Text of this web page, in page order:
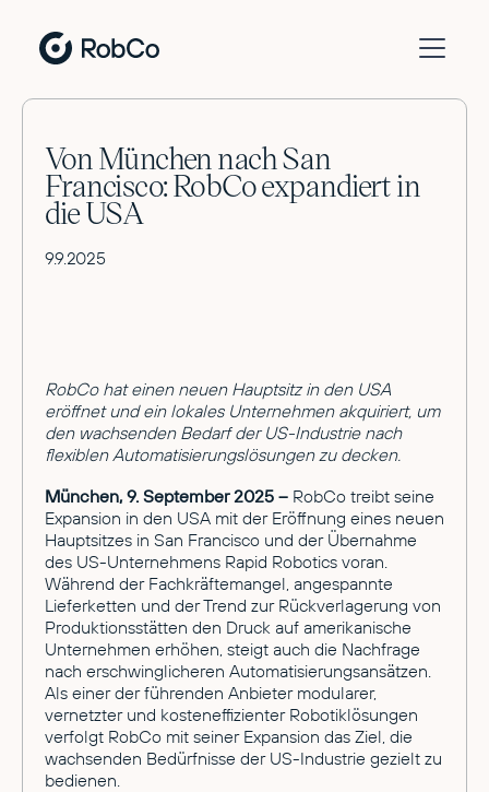
Von München nach San
Francisco: RobCo expandiert in
die USA
9.9.2025
RobCo hat einen neuen Hauptsitz in den USA
eröffnet und ein lokales Unternehmen akquiriert, um
den wachsenden Bedarf der US-Industrie nach
flexiblen Automatisierungslösungen zu decken.
München, 9. September 2025 – RobCo treibt seine
Expansion in den USA mit der Eröffnung eines neuen
Hauptsitzes in San Francisco und der Übernahme
des US-Unternehmens Rapid Robotics voran.
Während der Fachkräftemangel, angespannte
Lieferketten und der Trend zur Rückverlagerung von
Produktionsstätten den Druck auf amerikanische
Unternehmen erhöhen, steigt auch die Nachfrage
nach erschwinglicheren Automatisierungsansätzen.
Als einer der führenden Anbieter modularer,
vernetzter und kosteneffizienter Robotiklösungen
verfolgt RobCo mit seiner Expansion das Ziel, die
wachsenden Bedürfnisse der US-Industrie gezielt zu
bedienen.